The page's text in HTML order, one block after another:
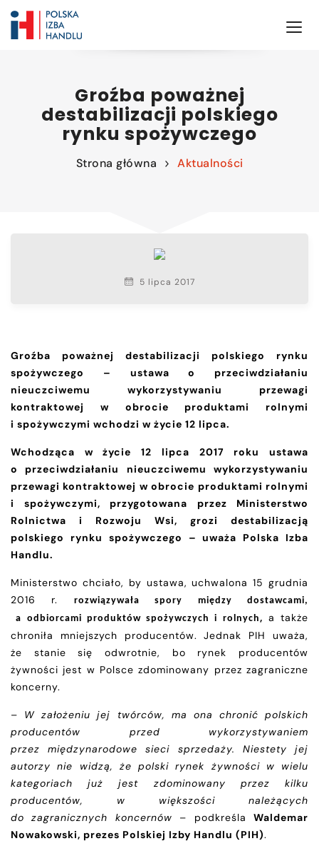
Groźba poważnej
destabilizacji polskiego
rynku spożywczego
Strona główna Aktualności
5 lipca 2017
Groźba poważnej destabilizacji polskiego rynku
spożywczego – ustawa o przeciwdziałaniu
nieuczciwemu wykorzystywaniu przewagi
kontraktowej w obrocie produktami rolnymi
i spożywczymi wchodzi w życie 12 lipca.
Wchodząca w życie 12 lipca 2017 roku ustawa
o przeciwdziałaniu nieuczciwemu wykorzystywaniu
przewagi kontraktowej w obrocie produktami rolnymi
i spożywczymi, przygotowana przez Ministerstwo
Rolnictwa i Rozwoju Wsi, grozi destabilizacją
polskiego rynku spożywczego – uważa Polska Izba
Handlu.
Ministerstwo chciało, by ustawa, uchwalona 15 grudnia
2016 r.
rozwiązywała spory między dostawcami,
a odbiorcami produktów spożywczych i rolnych, a także
chroniła mniejszych producentów. Jednak PIH uważa,
że stanie się odwrotnie, bo rynek producentów
żywności jest w Polsce zdominowany przez zagraniczne
koncerny.
– W założeniu jej twórców, ma ona chronić polskich
producentów przed wykorzystywaniem
przez międzynarodowe sieci sprzedaży. Niestety jej
autorzy nie widzą, że polski rynek żywności w wielu
kategoriach już jest zdominowany przez kilku
producentów, w większości należących
do zagranicznych koncernów – podkreślaWaldemar
Nowakowski, prezes Polskiej Izby Handlu (PIH).